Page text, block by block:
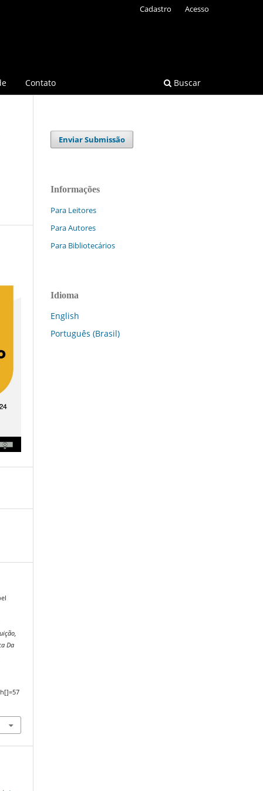
Contato Buscar
Cadastro Acesso
Da
Enviar Submissão
Informações
Para Leitores
Para Autores
Para Bibliotecários
Idioma
English
Português (Brasil)